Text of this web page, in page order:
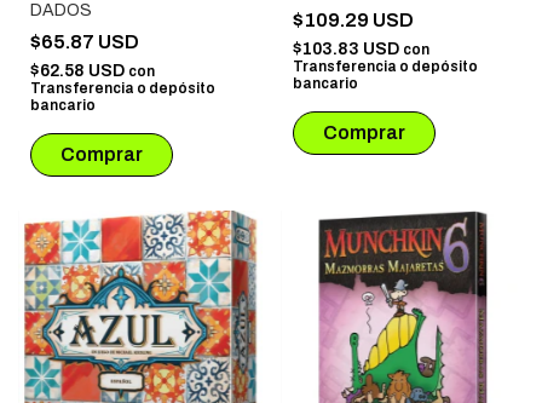
DADOS
$65.87 USD
$62.58 USD con
Transferencia o depósito
bancario
$109.29 USD
$103.83 USD con
Transferencia o depósito
bancario